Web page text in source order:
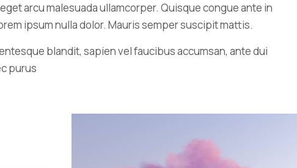
arcu malesuada ullamcorper. Quisque congue ante in
ipsum nulla dolor. Mauris semper suscipit mattis.
blandit, sapien vel faucibus accumsan, ante dui
purus